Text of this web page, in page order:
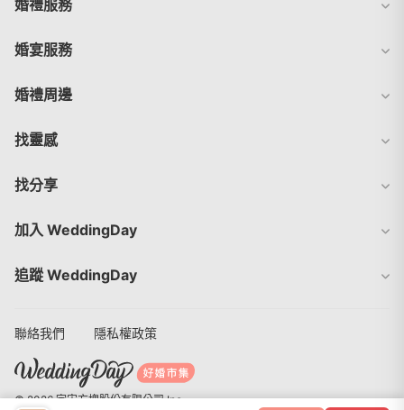
婚禮服務
婚宴服務
婚禮周邊
找靈感
找分享
加入 WeddingDay
追蹤 WeddingDay
聯絡我們 隱私權政策
© 2026 宇宙方塊股份有限公司 Inc.